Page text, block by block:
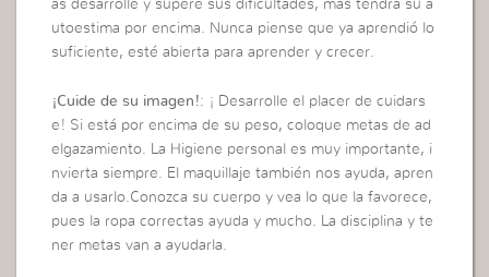
ás desarrolle y supere sus dificultades, más tendrá su a
utoestima por encima. Nunca piense que ya aprendió lo
suficiente, esté abierta para aprender y crecer.
¡Cuide de su imagen!: ¡ Desarrolle el placer de cuidars
e! Si está por encima de su peso, coloque metas de ad
elgazamiento. La Higiene personal es muy importante, i
nvierta siempre. El maquillaje también nos ayuda, apren
da a usarlo.Conozca su cuerpo y vea lo que la favorece,
pues la ropa correctas ayuda y mucho. La disciplina y te
ner metas van a ayudarla.